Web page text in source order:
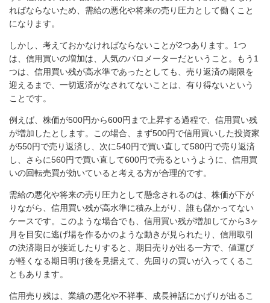
ればならないため、需給の悪化や将来の売り圧力として働くこと
になります。
しかし、考えておかなければならないことが2つあります。1つ
は、信用買いの増加は、人気のバロメーターだということ。もう1
つは、信用買い残が高水準であったとしても、売り返済の期限を
迎えるまで、一切返済がなされてないことは、有り得ないという
ことです。
例えば、株価が500円から600円まで上昇する過程で、信用買い残
が増加したとします。この場合、まず500円で信用買いした投資家
が550円で売り返済し、次に540円で買い直して580円で売り返済
し、さらに560円で買い直して600円で売るというように、信用買
いの回転売買が効いていると考える方が合理的です。
需給の悪化や将来の売り圧力として懸念されるのは、株価が下が
りながら、信用買い残が高水準に積み上がり、誰も儲かってない
ケースです。このような場合でも、信用買い残が増加してから3ヶ
月を目安に逃げ場を作るかのような動きが見られたり、信用取引
の決済期日が接近したりすると、期日売りが出る一方で、値運び
が軽くなる期日明け後を見据えて、先回りの買いが入ってくるこ
ともあります。
信用売り残は、業績の悪化や不祥事、成長神話にかげりが出るこ